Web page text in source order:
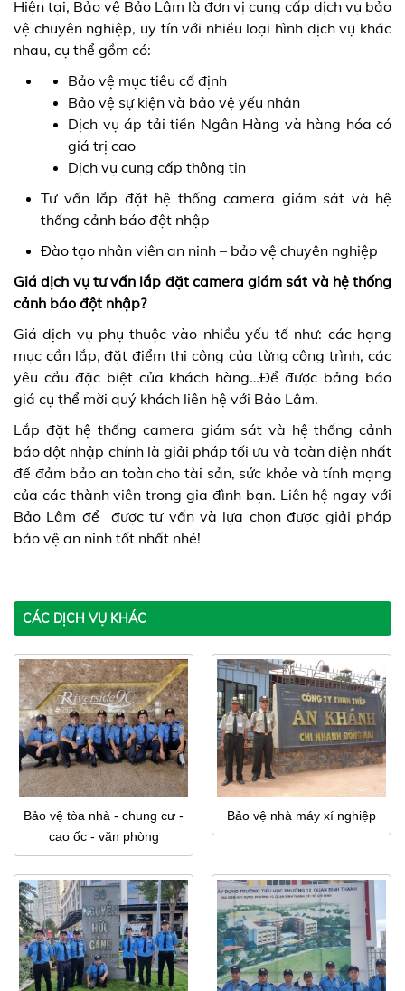
Hiện tại, Bảo vệ Bảo Lâm là đơn vị cung cấp dịch vụ bảo
vệ chuyên nghiệp, uy tín với nhiều loại hình dịch vụ khác
nhau, cụ thể gồm có:
Bảo vệ mục tiêu cố định
Bảo vệ sự kiện và bảo vệ yếu nhân
Dịch vụ áp tải tiền Ngân Hàng và hàng hóa có
giá trị cao
Dịch vụ cung cấp thông tin
Tư vấn lắp đặt hệ thống camera giám sát và hệ
thống cảnh báo đột nhập
Đào tạo nhân viên an ninh – bảo vệ chuyên nghiệp
Giá dịch vụ tư vấn lắp đặt camera giám sát và hệ thống
cảnh báo đột nhập?
Giá dịch vụ phụ thuộc vào nhiều yếu tố như: các hạng
mục cần lắp, đặt điểm thi công của từng công trình, các
yêu cầu đặc biệt của khách hàng…Để được bảng báo
giá cụ thể mời quý khách liên hệ với Bảo Lâm.
Lắp đặt hệ thống camera giám sát và hệ thống cảnh
báo đột nhập chính là giải pháp tối ưu và toàn diện nhất
để đảm bảo an toàn cho tài sản, sức khỏe và tính mạng
của các thành viên trong gia đình bạn. Liên hệ ngay với
Bảo Lâm để được tư vấn và lựa chọn được giải pháp
bảo vệ an ninh tốt nhất nhé!
CÁC DỊCH VỤ KHÁC
Bảo vệ tòa nhà - chung cư -
cao ốc - văn phòng
Bảo vệ nhà máy xí nghiệp